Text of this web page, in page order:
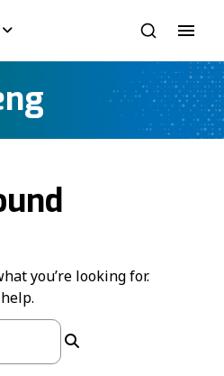
you’re looking for.